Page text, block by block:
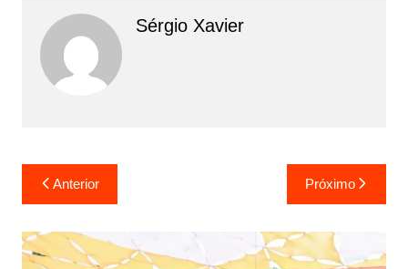
Sérgio Xavier
Anterior Próximo